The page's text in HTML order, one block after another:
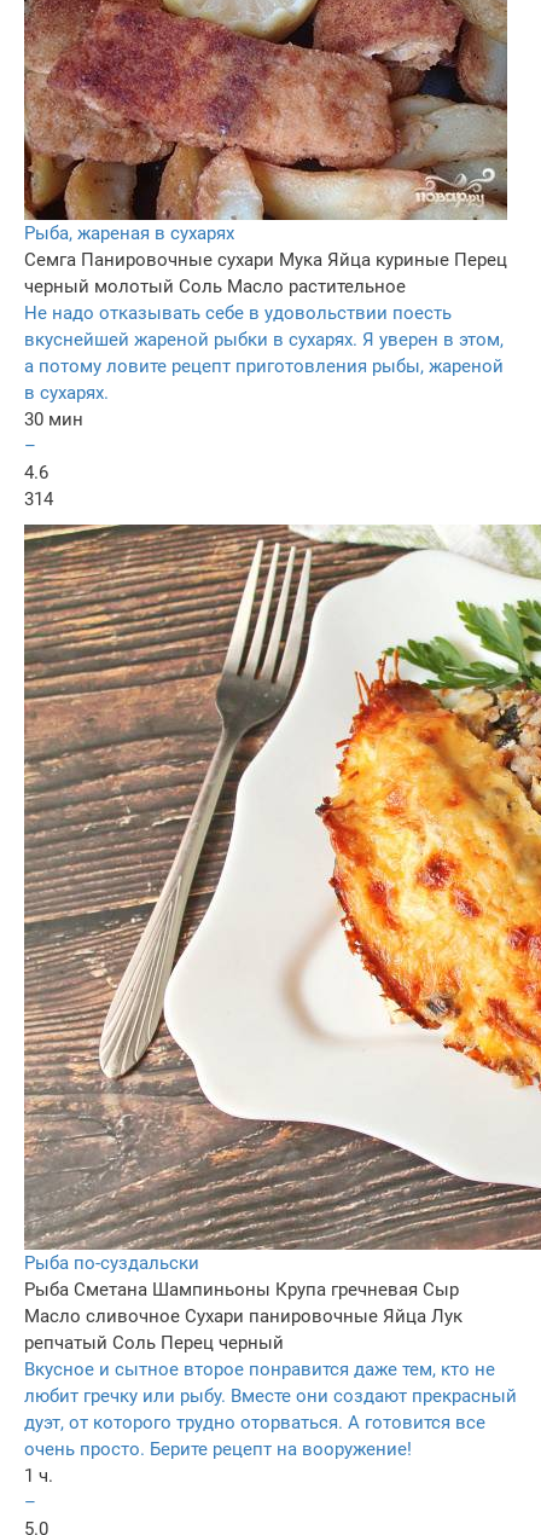
Рыба, жареная в сухарях
Семга Панировочные сухари Мука Яйца куриные Перец
черный молотый Соль Масло растительное
Не надо отказывать себе в удовольствии поесть
вкуснейшей жареной рыбки в сухарях. Я уверен в этом,
а потому ловите рецепт приготовления рыбы, жареной
в сухарях.
30 мин
–
4.6
314
Рыба по-суздальски
Рыба Сметана Шампиньоны Крупа гречневая Сыр
Масло сливочное Сухари панировочные Яйца Лук
репчатый Соль Перец черный
Вкусное и сытное второе понравится даже тем, кто не
любит гречку или рыбу. Вместе они создают прекрасный
дуэт, от которого трудно оторваться. А готовится все
очень просто. Берите рецепт на вооружение!
1 ч.
–
5.0